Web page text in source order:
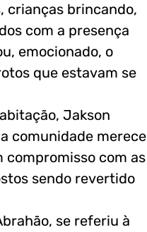
crianças brincando,
com a presença
emocionado, o
que estavam se
Jakson
comunidade merece
compromisso com as
sendo revertido
se referiu à